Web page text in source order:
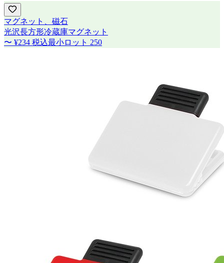
マグネット、磁石
光沢長方形冷蔵庫マグネット
〜 ¥234 税込最小ロット 250